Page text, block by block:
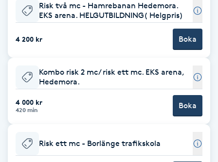
Barnklippning
BIAB
Blowout
Bottenfärg
Brynformning
Brynfärgning
Risk två mc - Hamrebanan Hedemora.
EKS arena. HELGUTBILDNING( Helgpris)
4 200 kr Boka
Kombo risk 2 mc/ risk ett mc. EKS arena,
Hedemora.
4 000 kr
420 min Boka
Risk ett mc - Borlänge trafikskola